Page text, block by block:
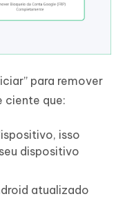
para remover
ciente que:
isso
dispositivo
atualizado